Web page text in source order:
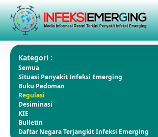
Kategori :
Semua
Situasi Penyakit Infeksi Emerging
Buku Pedoman
Regulasi
Desiminasi
KIE
Bulletin
Daftar Negara Terjangkit Infeksi Emerging